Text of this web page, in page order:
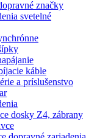
značky
svetelné
káble
a príslušenstvo
dosky Z4, zábrany